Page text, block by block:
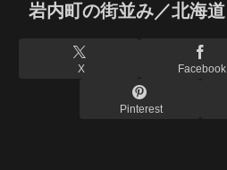
岩内町の街並み／北海道
X Facebook
Pinterest